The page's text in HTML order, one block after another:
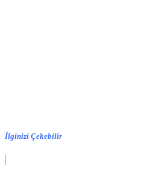
İlginizi Çekebilir